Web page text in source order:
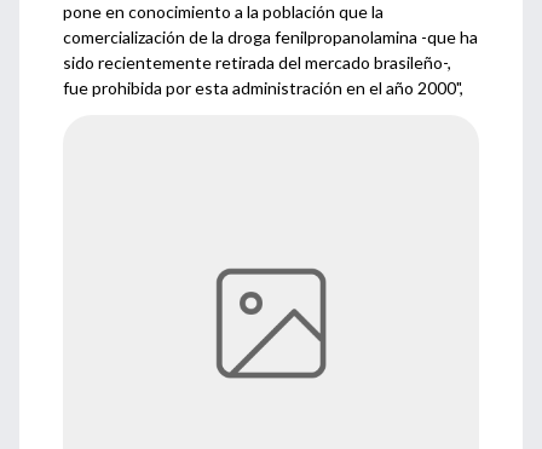
pone en conocimiento a la población que la
comercialización de la droga fenilpropanolamina -que ha
sido recientemente retirada del mercado brasileño-,
fue prohibida por esta administración en el año 2000",